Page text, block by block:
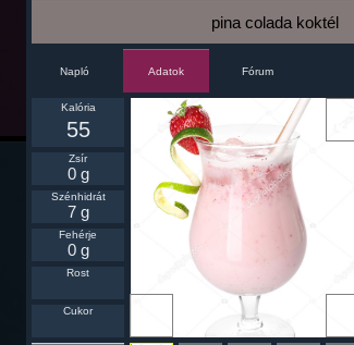
pina colada koktél
Napló Adatok Fórum
Kalória
55
Zsír
0 g
Szénhidrát
7 g
Fehérje
0 g
Rost
Cukor